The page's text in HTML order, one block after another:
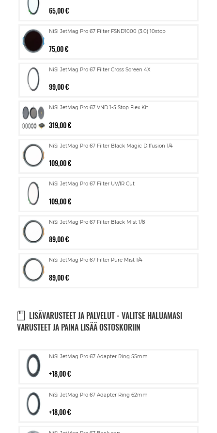
65,00 €
NiSi JetMag Pro 67 Filter FSND1000 (3.0) 10stop
75,00 €
NiSi JetMag Pro 67 Filter Cross Screen 4X
99,00 €
NiSi JetMag Pro 67 VND 1-5 Stop Flex Kit
319,00 €
NiSi JetMag Pro 67 Filter Black Magic Diffusion 1/4
109,00 €
NiSi JetMag Pro 67 Filter UV/IR Cut
109,00 €
NiSi JetMag Pro 67 Filter Black Mist 1/8
89,00 €
NiSi JetMag Pro 67 Filter Pure Mist 1/4
89,00 €
LISÄVARUSTEET JA PALVELUT - VALITSE HALUAMASI
VARUSTEET JA PAINA LISÄÄ OSTOSKORIIN
NiSi JetMag Pro 67 Adapter Ring 55mm
18,00 €
Lisää
NiSi JetMag Pro 67 Adapter Ring 62mm
18,00 €
Lisää